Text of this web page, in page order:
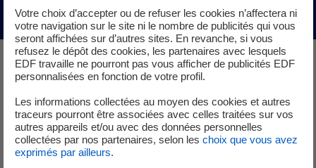
Vous voulez en savoir plus ?
Essentiel de l'électricité
Explorez nos ressources pour mieux comprendre le
phénomène de l'électricité, ses bases et son histoire.
Votre choix d’accepter ou de refuser les cookies n’affectera ni
votre navigation sur le site ni le nombre de publicités qui vous
seront affichées sur d’autres sites. En revanche, si vous
refusez le dépôt des cookies, les partenaires avec lesquels
EDF travaille ne pourront pas vous afficher de publicités EDF
personnalisées en fonction de votre profil.
Les informations collectées au moyen des cookies et autres
traceurs pourront être associées avec celles traitées sur vos
autres appareils et/ou avec des données personnelles
collectées par nos partenaires, selon les choix que vous avez
exprimés par ailleurs.